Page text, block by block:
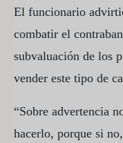
El funcionario
combatir el
subvaluación de los
vender este tipo de
“Sobre advertencia
hacerlo, porque si